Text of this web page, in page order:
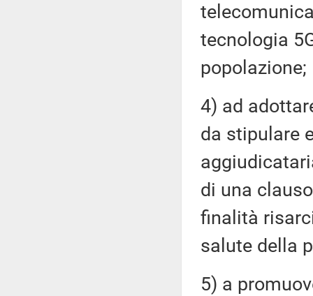
tecnologia
popolazione;
4) ad
da stipulare
di una
finalità
salute della
5) a